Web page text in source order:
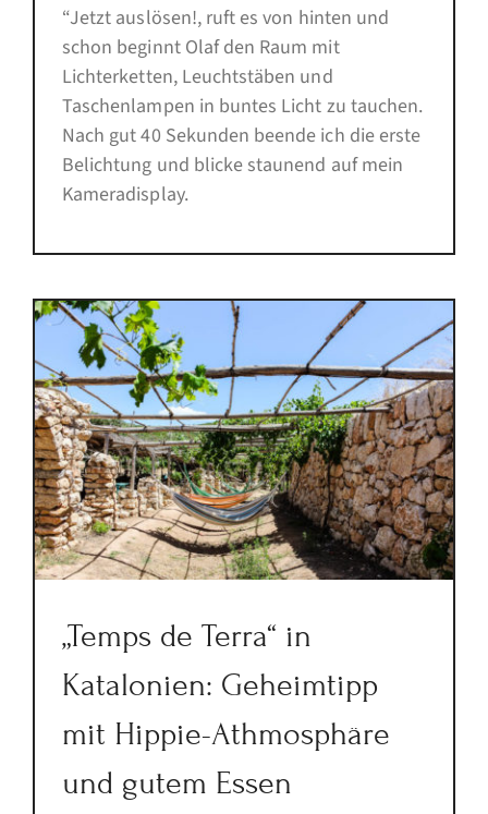
“Jetzt auslösen!, ruft es von hinten und
schon beginnt Olaf den Raum mit
Lichterketten, Leuchtstäben und
Taschenlampen in buntes Licht zu tauchen.
Nach gut 40 Sekunden beende ich die erste
Belichtung und blicke staunend auf mein
Kameradisplay.
„Temps de Terra“ in
Katalonien: Geheimtipp
mit Hippie-Athmosphäre
und gutem Essen